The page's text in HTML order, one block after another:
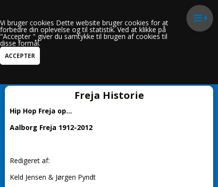
Freja Historie
Hip Hop Freja op...
Aalborg Freja 1912-2012
Redigeret af:
Keld Jensen & Jørgen Pyndt
Vi bruger cookies Dette website bruger cookies for at
forbedre din oplevelse og til statistik. Ved at klikke på
"Accepter " giver du samtykke til brugen af cookies til
disse formål.